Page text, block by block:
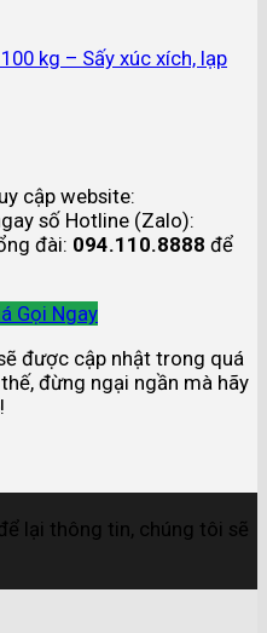
kg – Sấy xúc xích, lạp
cập website:
số Hotline (Zalo):
đài: 094.110.8888 để
Gọi Ngay
được cập nhật trong quá
đừng ngại ngần mà hãy
lại thông tin, chúng tôi sẽ